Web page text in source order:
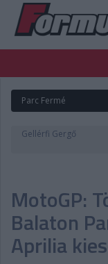
FORMULA
NEMZETKÖZI
DIGITÁLIS MAGAZIN
Parc Fermé
Gellérfi Gergő
MotoGP:
Balaton
Aprilia